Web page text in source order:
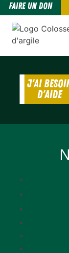
FAIRE UN DON
J'AI
D'AIDE